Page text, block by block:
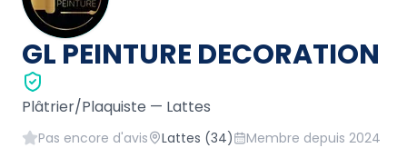
GL PEINTURE DECORATION
Plâtrier/Plaquiste — Lattes
Pas encore d'avis Lattes (34) Membre depuis 2024